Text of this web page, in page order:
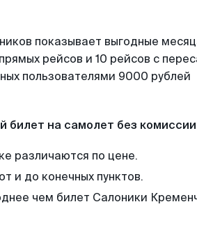
показывает выгодные
рейсов и 10 рейсов с
пользователями 9000 рублей
билет на самолет без
различаются по цене.
и до конечных пунктов.
чем билет Салоники